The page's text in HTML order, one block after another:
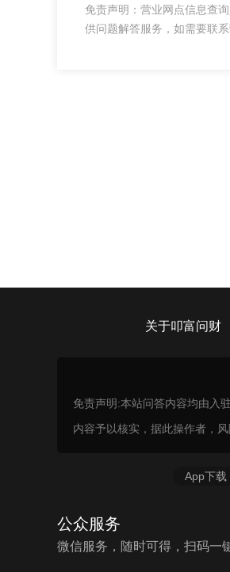
免责声明：营业网点信息查
供问题解答服务，如需要联
关于叩富问财
免责声明:本站问答内容均由入
内容予以核实，据此操作者，
App下载
公众服务
微信服务，随时可得，扫码一